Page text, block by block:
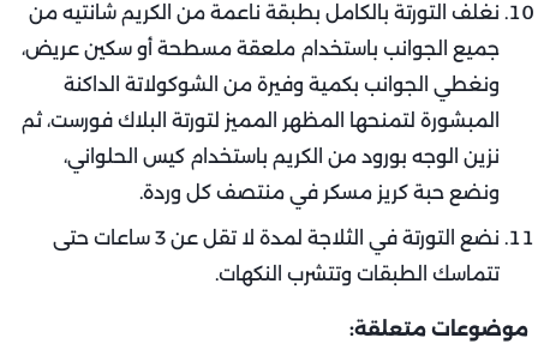
نغلف التورتة بالكامل بطبقة ناعمة من الكريم شانتيه من
جميع الجوانب باستخدام ملعقة مسطحة أو سكين عريض،
ونغطي الجوانب بكمية وفيرة من الشوكولاتة الداكنة
المبشورة لتمنحها المظهر المميز لتورتة البلاك فورست، ثم
نزين الوجه بورود من الكريم باستخدام كيس الحلواني،
ونضع حبة كريز مسكر في منتصف كل وردة.
نضع التورتة في الثلاجة لمدة لا تقل عن 3 ساعات حتى
تتماسك الطبقات وتتشرب النكهات.
موضوعات متعلقة: